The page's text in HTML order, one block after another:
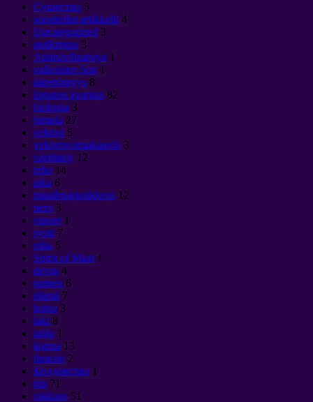
Cущество 5
suositellut artikkelit 4
Uncategorized 3
antikristus 3
Antitsivilizatsiya 1
valkoinen Sun 1
äärettömyys 8
loputon avaruus 82
biologia 3
jumala 27
vektori 5
vektorivoimakaavio 3
värähtely 12
teho 14
aika 6
maailmankaikkeus 12
nero 3
vuoret 1
synti 7
raha 5
Spirit of Maat 1
devas 4
nainen 6
elämä 7
loitsu 3
laki 8
taide 1
karma 13
ilmasto 2
Колдовство 1
tila 71
rakkaus 51